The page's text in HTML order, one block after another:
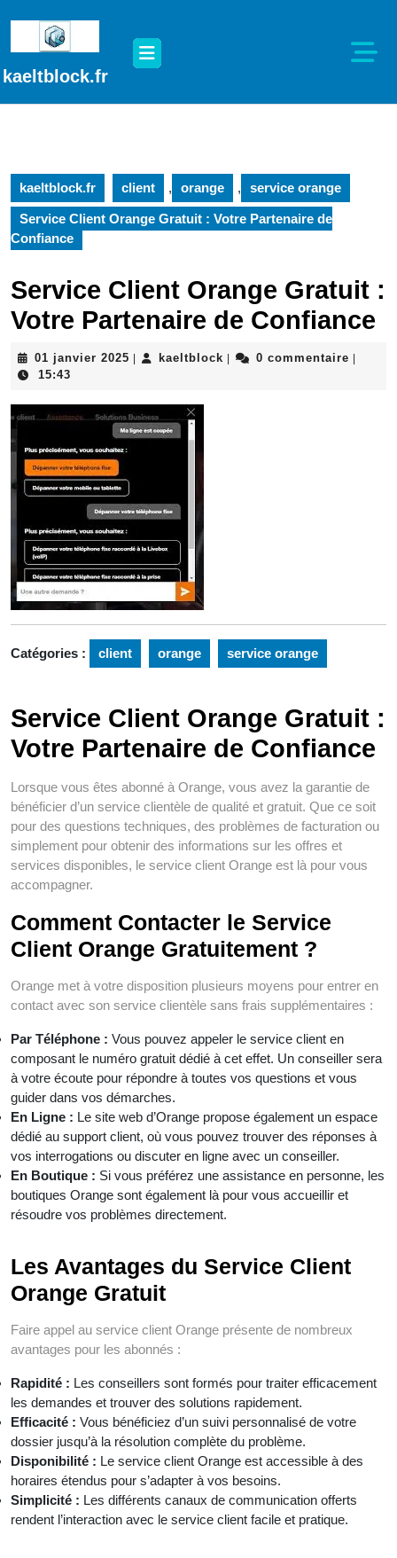
contenu
kaeltblock.fr
Open
Button
kaeltblock.fr client , orange , service orange
Service Client Orange Gratuit : Votre Partenaire de
Confiance
Service Client Orange Gratuit :
Votre Partenaire de Confiance
01 janvier 2025 01
kaeltblock kaeltblock0 commentaire
15:43
Catégories : client orange service orange
Service Client Orange Gratuit :
Votre Partenaire de Confiance
Lorsque vous êtes abonné à Orange, vous avez la garantie de
bénéficier d’un service clientèle de qualité et gratuit. Que ce soit
pour des questions techniques, des problèmes de facturation ou
simplement pour obtenir des informations sur les offres et
services disponibles, le service client Orange est là pour vous
accompagner.
Comment Contacter le Service
Client Orange Gratuitement ?
Orange met à votre disposition plusieurs moyens pour entrer en
contact avec son service clientèle sans frais supplémentaires :
Par Téléphone : Vous pouvez appeler le service client en
composant le numéro gratuit dédié à cet effet. Un conseiller sera
à votre écoute pour répondre à toutes vos questions et vous
guider dans vos démarches.
En Ligne : Le site web d’Orange propose également un espace
dédié au support client, où vous pouvez trouver des réponses à
vos interrogations ou discuter en ligne avec un conseiller.
En Boutique : Si vous préférez une assistance en personne, les
boutiques Orange sont également là pour vous accueillir et
résoudre vos problèmes directement.
Les Avantages du Service Client
Orange Gratuit
Faire appel au service client Orange présente de nombreux
avantages pour les abonnés :
Rapidité : Les conseillers sont formés pour traiter efficacement
les demandes et trouver des solutions rapidement.
Efficacité : Vous bénéficiez d’un suivi personnalisé de votre
dossier jusqu’à la résolution complète du problème.
Disponibilité : Le service client Orange est accessible à des
horaires étendus pour s’adapter à vos besoins.
Simplicité : Les différents canaux de communication offerts
rendent l’interaction avec le service client facile et pratique.